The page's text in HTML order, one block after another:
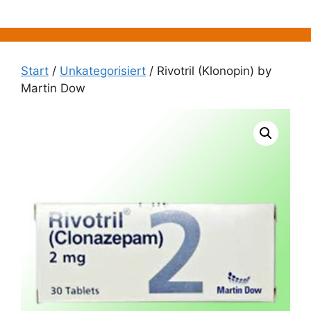
Inhalt
springen
Start / Unkategorisiert / Rivotril (Klonopin) by
Martin Dow